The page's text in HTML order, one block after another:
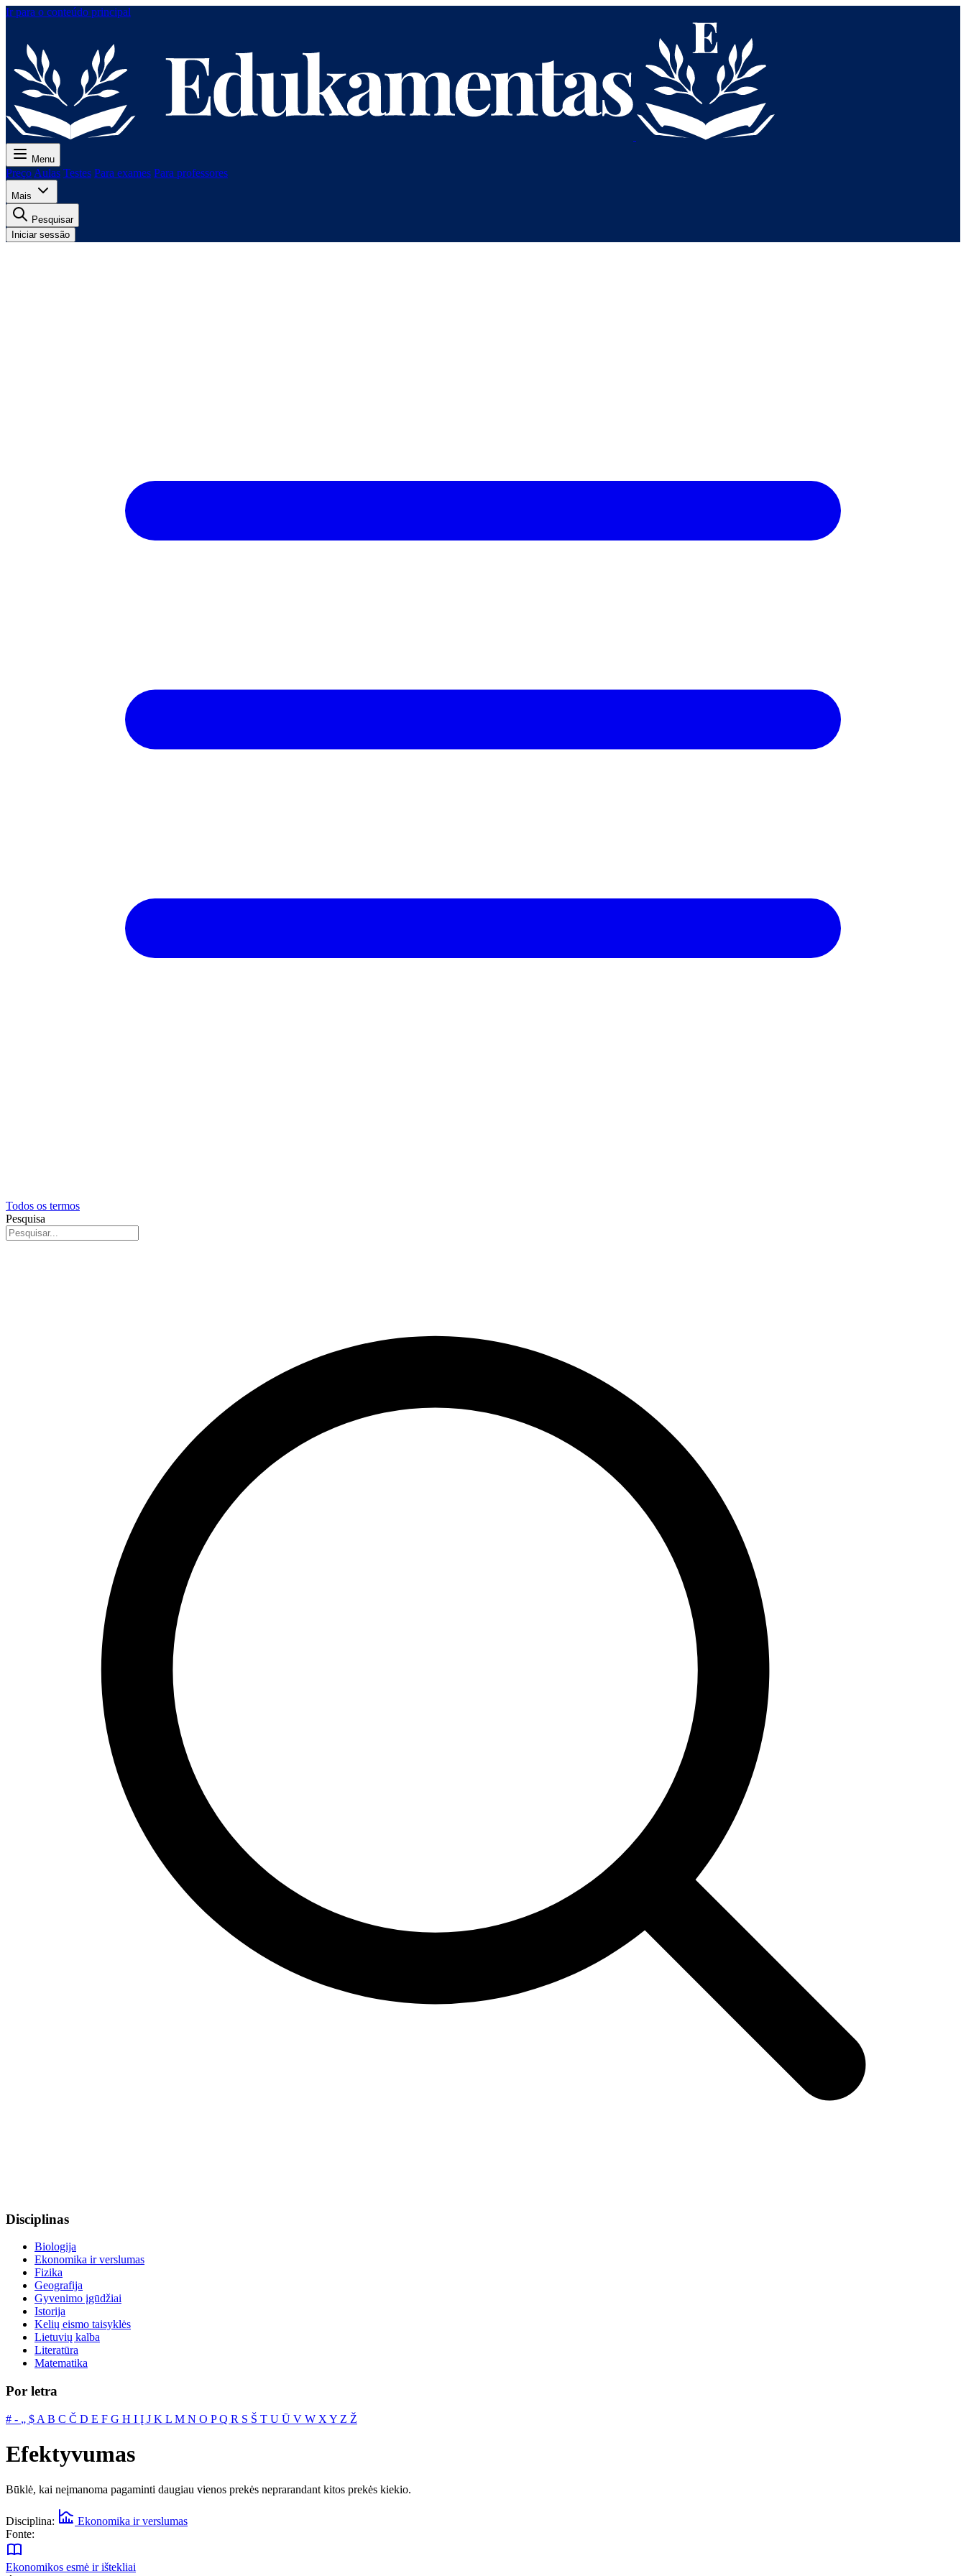
Ir para o conteúdo principal
Menu
Preço Aulas Testes Para exames Para professores
Mais
Pesquisar
Iniciar sessão
Todos os termos
Pesquisa
Disciplinas
Biologija
Ekonomika ir verslumas
Fizika
Geografija
Gyvenimo įgūdžiai
Istorija
Kelių eismo taisyklės
Lietuvių kalba
Literatūra
Matematika
Por letra
# ‐ „ $ A B C Č D E F G H I Į J K L M N O PQ R S Š T U Ū V W X Y Z Ž
Efektyvumas
Būklė, kai neįmanoma pagaminti daugiau vienos prekės neprarandant kitos prekės kiekio.
Disciplina:
Ekonomika ir verslumas
Fonte:
Ekonomikos esmė ir ištekliai